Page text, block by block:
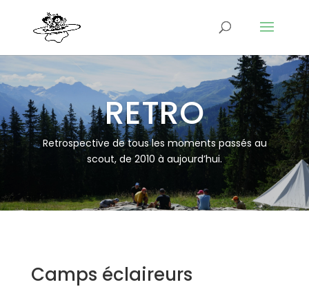
RETRO
Retrospective de tous les moments passés au
scout, de 2010 à aujourd’hui.
Camps éclaireurs